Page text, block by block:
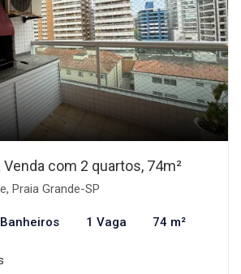
com 2 quartos, 74m²
Praia Grande-SP
1 Vaga 74 m²